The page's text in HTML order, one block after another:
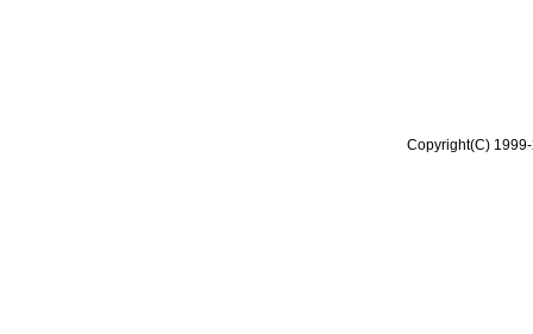
Copyright(C)